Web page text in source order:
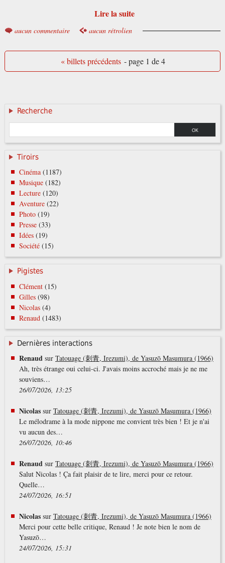
Lire la suite
aucun commentaire aucun rétrolien
« billets précédents - page 1 de 4
Recherche
Tiroirs
Cinéma (1187)
Musique (182)
Lecture (120)
Aventure (22)
Photo (19)
Presse (33)
Idées (19)
Société (15)
Pigistes
Clément(15)
Gilles(98)
Nicolas(4)
Renaud(1483)
Dernières interactions
Renaudsur Tatouage (刺青, Irezumi), de Yasuzō Masumura (1966)
Ah, très étrange oui celui-ci. J'avais moins accroché mais je ne me
souviens…
26/07/2026, 13:25
Nicolassur Tatouage (刺青, Irezumi), de Yasuzō Masumura (1966)
Le mélodrame à la mode nippone me convient très bien ! Et je n'ai
vu aucun des…
26/07/2026, 10:46
Renaudsur Tatouage (刺青, Irezumi), de Yasuzō Masumura (1966)
Salut Nicolas ! Ça fait plaisir de te lire, merci pour ce retour.
Quelle…
24/07/2026, 16:51
Nicolassur Tatouage (刺青, Irezumi), de Yasuzō Masumura (1966)
Merci pour cette belle critique, Renaud ! Je note bien le nom de
Yasuzō…
24/07/2026, 15:31